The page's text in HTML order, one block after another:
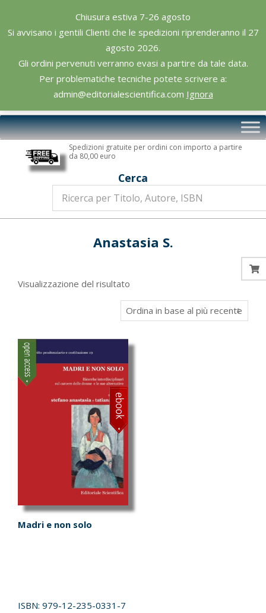
Chiusura estiva 7-26 agosto
Si avvisano i gentili Clienti che le spedizioni riprenderanno il 27
agosto 2026.
Gli ordini pervenuti verranno evasi a partire da tale data.
Per problematiche tecniche potete scrivere a:
admin@editorialescientifica.com Ignora
content
Editoriale
Scientifica
Primary
Navigation
Spedizioni gratuite per ordini con importo a partire
da 80,00 euro
Cerca
Anastasia S.
Visualizzazione del risultato
Madri e non solo
ISBN: 979-12-235-0331-7